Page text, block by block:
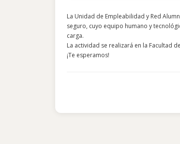
La Unidad de Empleabilidad y Red
seguro, cuyo equipo humano y
carga.
La actividad se realizará en la Facultad
¡Te esperamos!